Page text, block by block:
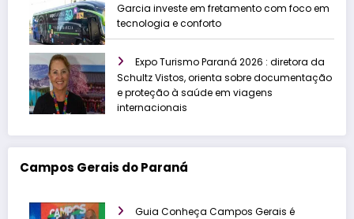
Garcia investe em fretamento com foco em
tecnologia e conforto
Expo Turismo Paraná 2026 : diretora da
Schultz Vistos, orienta sobre documentação
e proteção à saúde em viagens
internacionais
Campos Gerais do Paraná
Guia Conheça Campos Gerais é